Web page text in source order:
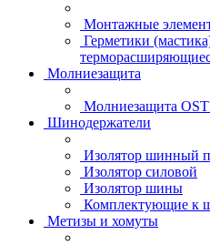
Монтажные
Герметики
Молниезащита
Молниезащита
Шинодержатели
Изолятор шинный
Изолятор силовой
Изолятор шины
Комплектующие к
Метизы и хомуты